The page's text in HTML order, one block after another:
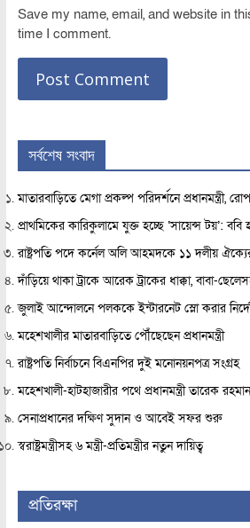
Save my name, email, and website in
time I comment.
সর্বশেষ সংবাদ
মাতারবাড়িতে মেগা প্রকল্প পরিদর্শনে প্রধানমন্ত্রী,
প্রাথমিকের কারিকুলামে যুক্ত হচ্ছে ‘সায়েন্স টয়’: ববি
রাষ্ট্রপতি পদে কর্নেল অলি আহমদকে ১১ দলীয়
দাঁড়িয়ে থাকা ট্রাকে আরেক ট্রাকের ধাক্কা, বাবা-
জুলাই আন্দোলনে পলককে ইন্টারনেট স্লো করার
মহেশখালীর মাতারবাড়িতে পৌঁছেছেন প্রধানমন্ত্রী
রাষ্ট্রপতি নির্বাচনে বিএনপির দুই মনোনয়নপত্র সংগ্রহ
মহেশখালী-হাটহাজারীর পথে প্রধানমন্ত্রী তারেক রহমান
সেনাপ্রধানের দক্ষিণ সুদান ও আবেই সফর শুরু
স্বরাষ্ট্রমন্ত্রীসহ ৬ মন্ত্রী-প্রতিমন্ত্রীর নতুন দায়িত্ব
প্রতিরক্ষা